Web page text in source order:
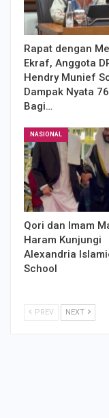
Rapat dengan
Ekraf, Anggota
Hendry Munief
Dampak Nyata
Bagi…
NASIONAL
Qori dan Imam
Haram Kunjungi
Alexandria
School
PREV NEXT